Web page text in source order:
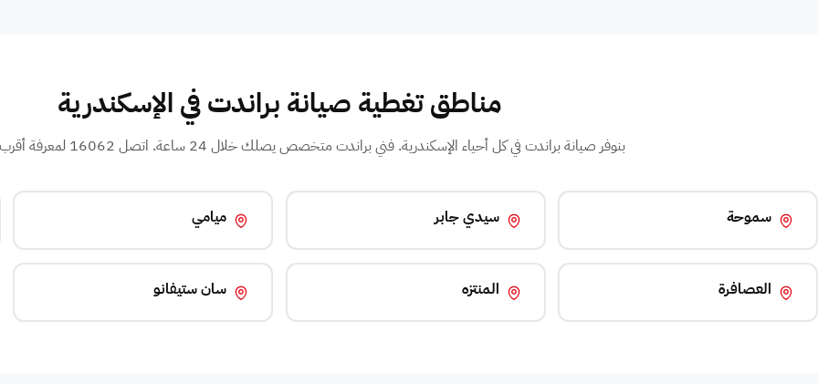
مناطق تغطية صيانة براندت في الإسكندرية
بنوفر صيانة براندت في كل أحياء الإسكندرية. فني براندت متخصص يصلك خلال 24 ساعة. اتصل 16062 لمعرفة أقرب فني معتمد.
سموحة سيدي جابر ميامي
العصافرة المنتزه سان ستيفانو